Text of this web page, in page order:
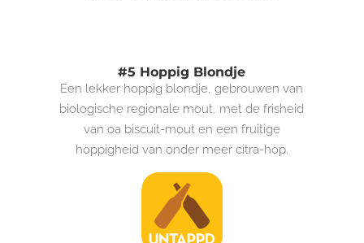
#5 Hoppig Blondje
Een lekker hoppig blondje, gebrouwen van
biologische regionale mout, met de frisheid
van oa biscuit-mout en een fruitige
hoppigheid van onder meer citra-hop.